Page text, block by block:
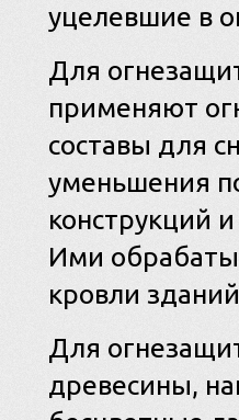
уцелевшие в
Для
применяют
составы для
уменьшения
конструкций
Ими
кровли
Для
древесины,